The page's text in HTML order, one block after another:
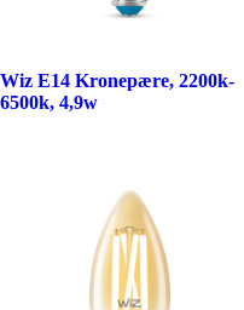
Wiz E14 Kronepære, 2200k-
6500k, 4,9w